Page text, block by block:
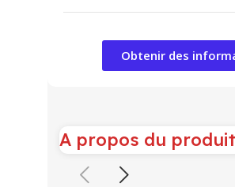
Obtenir des
A propos du produit